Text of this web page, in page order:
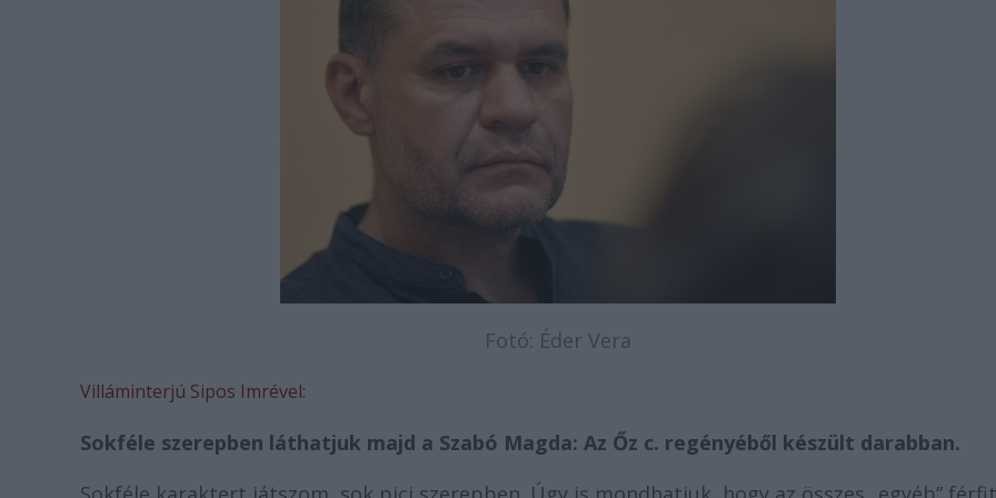
Fotó: Éder Vera
Villáminterjú Sipos Imrével:
Sokféle szerepben láthatjuk majd a Szabó Magda: Az Őz c. regényéből készült darabban.